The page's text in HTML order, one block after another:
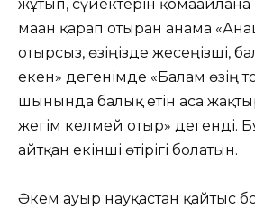
жұтып, сүйектерін
маған қарап отырған анама
отырсыз, өзіңізде жесеңізші,
екен» дегенімде «Балам өзің
шынында балық етін аса
жегім келмей отыр» дегенді.
айтқан екінші өтірігі болатын.
Әкем ауыр науқастан қайтыс